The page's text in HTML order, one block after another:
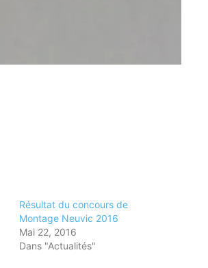
Résultat du concours de
Montage Neuvic 2016
Mai 22, 2016
Dans "Actualités"